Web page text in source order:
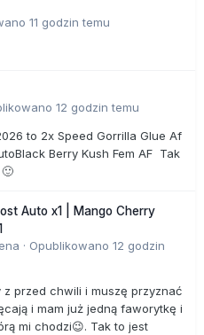
11 godzin temu
12 godzin temu
to 2x Speed Gorrilla Glue Af
Berry Kush Fem AF Tak
Auto x1 | Mango Cherry
· Opublikowano 12 godzin
z przed chwili i muszę przyznać
i mam już jedną faworytkę i
mi chodzi😉. Tak to jest